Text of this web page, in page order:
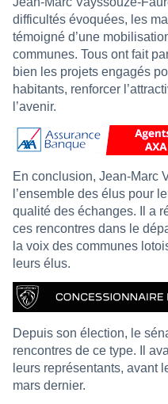
difficultés évoquées, les
témoigné d’une
communes. Tous ont fait
bien les projets engagés
habitants, renforcer
l’avenir.
En conclusion, Jean-Marc
l’ensemble des élus pour
qualité des échanges. Il a
ces rencontres dans le
la voix des communes
leurs élus.
Depuis son élection, le
rencontres de ce type. Il
leurs représentants, avant
mars dernier.